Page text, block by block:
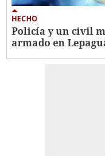
HECHO
Policía y un civil
armado en